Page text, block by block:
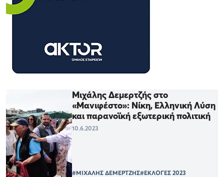
Μιχάλης Δεμερτζής στο
«Μανιφέστο»: Νίκη, Ελληνική Λύση
και παρανοϊκή εξωτερική πολιτική
10.6.2023
#ΜΙΧΑΛΗΣ ΔΕΜΕΡΤΖΗΣ#ΕΚΛΟΓΕΣ 2023